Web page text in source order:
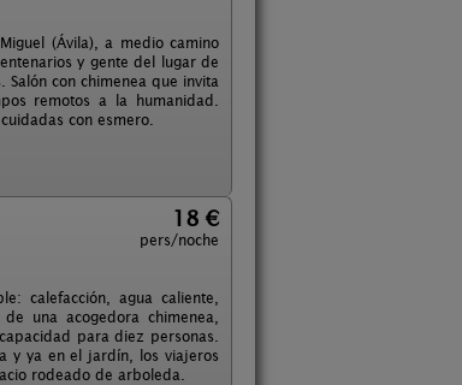
(Ávila), a medio camino
y gente del lugar de
con chimenea que invita
remotos a la humanidad.
con esmero.
18 €
pers/noche
calefacción, agua caliente,
una acogedora chimenea,
para diez personas.
y ya en el jardín, los viajeros
rodeado de arboleda.